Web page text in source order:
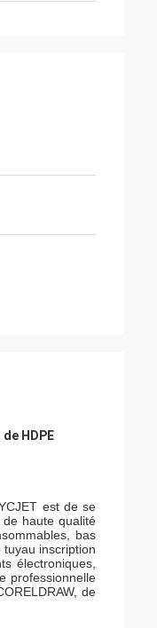
HDPE
est de se
haute qualité
bas
inscription
électroniques,
professionnelle
de